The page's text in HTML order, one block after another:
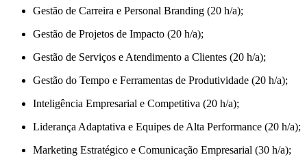
Gestão de Carreira e Personal Branding (20 h/a);
Gestão de Projetos de Impacto (20 h/a);
Gestão de Serviços e Atendimento a Clientes (20 h/a);
Gestão do Tempo e Ferramentas de Produtividade (20 h/a);
Inteligência Empresarial e Competitiva (20 h/a);
Liderança Adaptativa e Equipes de Alta Performance (20 h/a);
Marketing Estratégico e Comunicação Empresarial (30 h/a);